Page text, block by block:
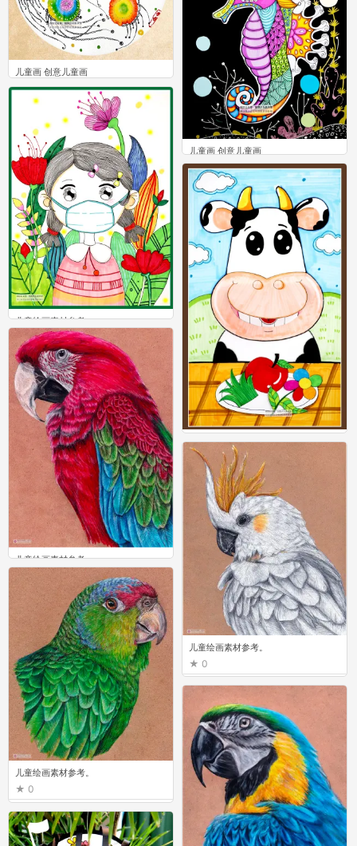
儿童画 创意儿童画
1
儿童绘画素材参考。
0
儿童绘画素材参考。
0
儿童绘画素材参考。
0
儿童绘画素材参考。
0
儿童画 创意儿童画
1
儿童绘画素材参考。
0